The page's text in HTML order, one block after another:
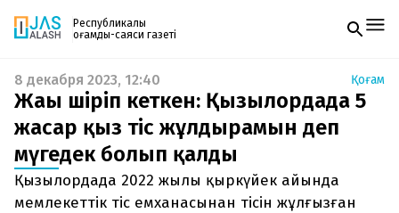
Республикалық
қоғамдық-саяси газеті
Жаңалықтар
Спорт
Live
Руханият
Аймақ
Архив
Заң және тәртіп
Газетке жазылу
PDF форматтағы газетті ай сайын электронды
поштаңызға алып отырыңыз. Жаңа нөмір
шыққан сәтте сізге бірден жіберіледі. Тек email
енгізіңіз, біз қалғанын өзіміз жібереміз.
8 декабря 2023, 12:40 Қоғам
Жағы шіріп кеткен: Қызылордада 5
жасар қыз тіс жұлдырамын деп
мүгедек болып қалды
Қызылордада 2022 жылы қыркүйек айында
мемлекеттік тіс емханасынан тісін жұлғызған